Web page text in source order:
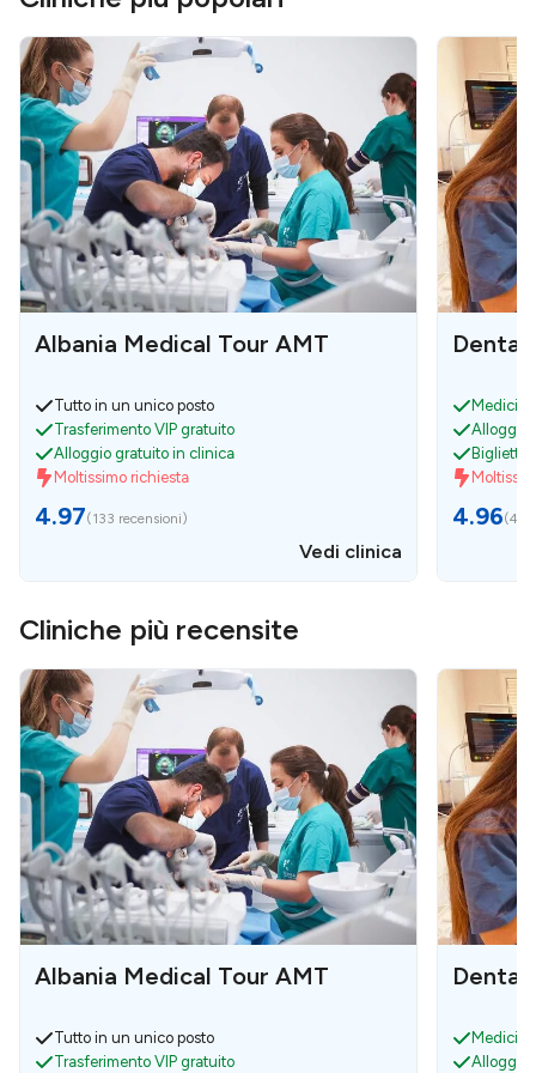
Albania Medical Tour AMT
Tutto in un unico posto
Trasferimento VIP gratuito
Alloggio gratuito in clinica
Moltissimo richiesta
4.97(133 recensioni)
Vedi clinica
Dental
Medici
Alloggio
Biglietto
4.96(45
Cliniche più recensite
Albania Medical Tour AMT
Tutto in un unico posto
Trasferimento VIP gratuito
Dental
Medici
Alloggio